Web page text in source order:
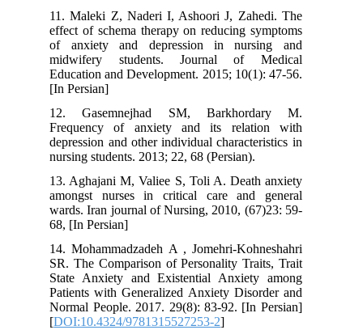
11. Maleki Z, Naderi I, Ashoori J, Zahedi. The
effect of schema therapy on reducing symptoms
of anxiety and depression in nursing and
midwifery students. Journal of Medical
Education and Development. 2015; 10(1): 47-56.
[In Persian]
12. Gasemnejhad SM, Barkhordary M.
Frequency of anxiety and its relation with
depression and other individual characteristics in
nursing students. 2013; 22, 68 (Persian).
13. Aghajani M, Valiee S, Toli A. Death anxiety
amongst nurses in critical care and general
wards. Iran journal of Nursing, 2010, (67)23: 59-
68, [In Persian]
14. Mohammadzadeh A , Jomehri-Kohneshahri
SR. The Comparison of Personality Traits, Trait
State Anxiety and Existential Anxiety among
Patients with Generalized Anxiety Disorder and
Normal People. 2017. 29(8): 83-92. [In Persian]
[DOI:10.4324/9781315527253-2